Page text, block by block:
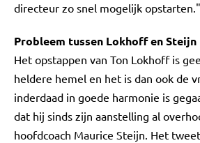
directeur zo snel mogelijk opstarten."
Probleem tussen Lokhoff en Steijn
Het opstappen van Ton Lokhoff is
heldere hemel en het is dan ook de
inderdaad in goede harmonie is
dat hij sinds zijn aanstelling al
hoofdcoach Maurice Steijn. Het